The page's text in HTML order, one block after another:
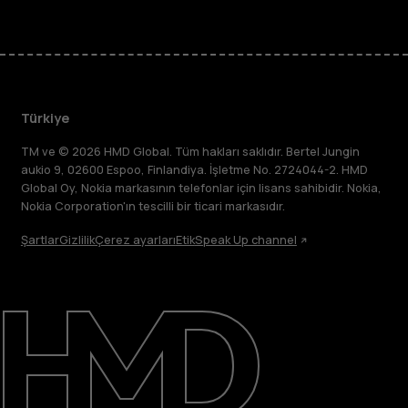
Destek
Türkiye
TM ve © 2026 HMD Global. Tüm hakları saklıdır. Bertel Jungin
aukio 9, 02600 Espoo, Finlandiya. İşletme No. 2724044-2. HMD
Global Oy, Nokia markasının telefonlar için lisans sahibidir. Nokia,
Nokia Corporation'ın tescilli bir ticari markasıdır.
ŞartlarGizlilikÇerez ayarlarıEtikSpeak Up channel